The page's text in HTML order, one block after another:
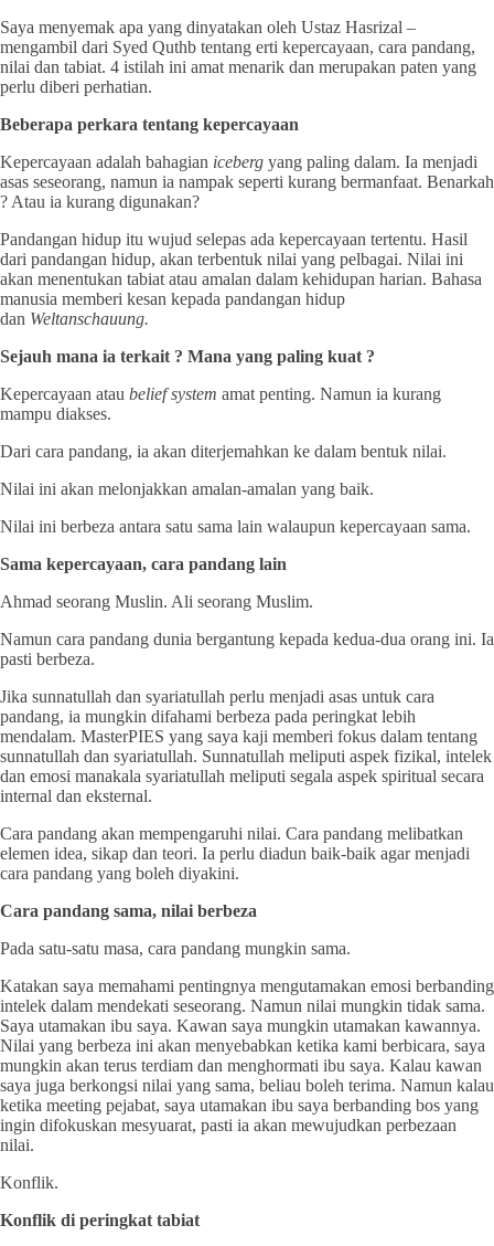
Saya menyemak apa yang dinyatakan oleh Ustaz Hasrizal –
mengambil dari Syed Quthb tentang erti kepercayaan, cara pandang,
nilai dan tabiat. 4 istilah ini amat menarik dan merupakan paten yang
perlu diberi perhatian.
Beberapa perkara tentang kepercayaan
Kepercayaan adalah bahagian iceberg yang paling dalam. Ia menjadi
asas seseorang, namun ia nampak seperti kurang bermanfaat. Benarkah
? Atau ia kurang digunakan?
Pandangan hidup itu wujud selepas ada kepercayaan tertentu. Hasil
dari pandangan hidup, akan terbentuk nilai yang pelbagai. Nilai ini
akan menentukan tabiat atau amalan dalam kehidupan harian. Bahasa
manusia memberi kesan kepada pandangan hidup
dan Weltanschauung.
Sejauh mana ia terkait ? Mana yang paling kuat ?
Kepercayaan atau belief system amat penting. Namun ia kurang
mampu diakses.
Dari cara pandang, ia akan diterjemahkan ke dalam bentuk nilai.
Nilai ini akan melonjakkan amalan-amalan yang baik.
Nilai ini berbeza antara satu sama lain walaupun kepercayaan sama.
Sama kepercayaan, cara pandang lain
Ahmad seorang Muslin. Ali seorang Muslim.
Namun cara pandang dunia bergantung kepada kedua-dua orang ini. Ia
pasti berbeza.
Jika sunnatullah dan syariatullah perlu menjadi asas untuk cara
pandang, ia mungkin difahami berbeza pada peringkat lebih
mendalam. MasterPIES yang saya kaji memberi fokus dalam tentang
sunnatullah dan syariatullah. Sunnatullah meliputi aspek fizikal, intelek
dan emosi manakala syariatullah meliputi segala aspek spiritual secara
internal dan eksternal.
Cara pandang akan mempengaruhi nilai. Cara pandang melibatkan
elemen idea, sikap dan teori. Ia perlu diadun baik-baik agar menjadi
cara pandang yang boleh diyakini.
Cara pandang sama, nilai berbeza
Pada satu-satu masa, cara pandang mungkin sama.
Katakan saya memahami pentingnya mengutamakan emosi berbanding
intelek dalam mendekati seseorang. Namun nilai mungkin tidak sama.
Saya utamakan ibu saya. Kawan saya mungkin utamakan kawannya.
Nilai yang berbeza ini akan menyebabkan ketika kami berbicara, saya
mungkin akan terus terdiam dan menghormati ibu saya. Kalau kawan
saya juga berkongsi nilai yang sama, beliau boleh terima. Namun kalau
ketika meeting pejabat, saya utamakan ibu saya berbanding bos yang
ingin difokuskan mesyuarat, pasti ia akan mewujudkan perbezaan
nilai.
Konflik.
Konflik di peringkat tabiat